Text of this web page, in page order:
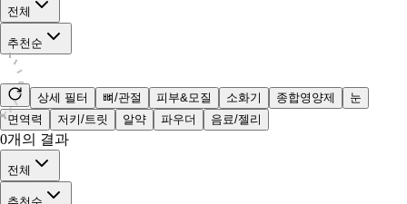
전체
추천순
상세 필터 뼈/관절 피부&모질 소화기 종합영양제
눈
면역력
저키/트릿 알약 파우더 음료/젤리
0개의 결과
전체